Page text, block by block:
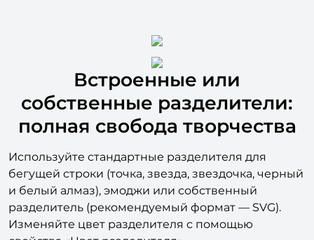
Встроенные или
собственные разделители:
полная свобода творчества
Используйте стандартные разделителя для
бегущей строки (точка, звезда, звездочка, черный
и белый алмаз), эмоджи или собственный
разделитель (рекомендуемый формат — SVG).